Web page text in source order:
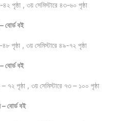
পৃষ্ঠা , ৩য় সেমিস্টারে ৪৩-৬০ পৃষ্ঠা
– বোর্ড বই
পৃষ্ঠা , ৩য় সেমিস্টারে ৪৯-৭২ পৃষ্ঠা
বোর্ড বই
৭২ পৃষ্ঠা , ৩য় সেমিস্টারে ৭৩ – ১০০ পৃষ্ঠা
– বোর্ড বই